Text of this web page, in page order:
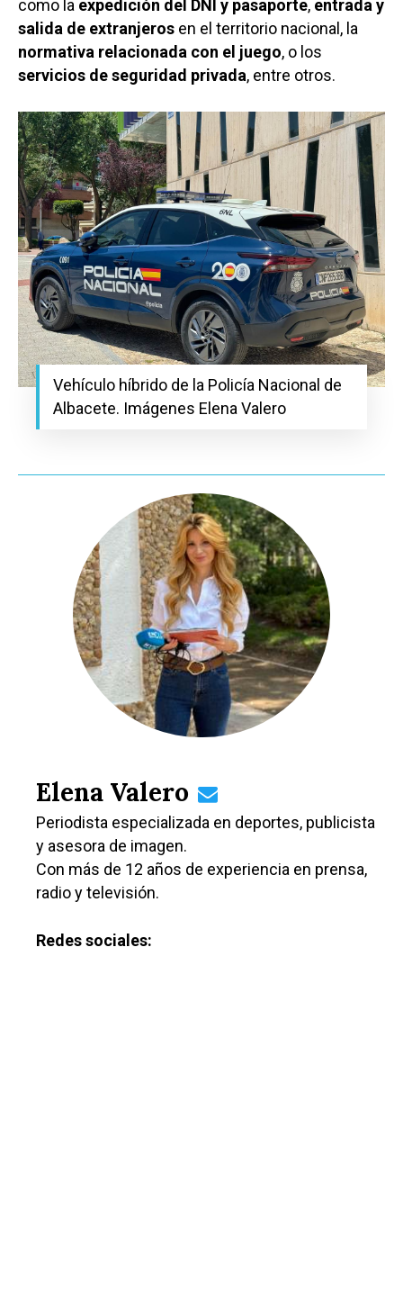
como la expedición del DNI y pasaporte, entrada y
salida de extranjeros en el territorio nacional, la
normativa relacionada con el juego, o los
servicios de seguridad privada, entre otros.
Vehículo híbrido de la Policía Nacional de
Albacete. Imágenes Elena Valero
Elena Valero
Periodista especializada en deportes, publicista
y asesora de imagen.
Con más de 12 años de experiencia en prensa,
radio y televisión.
Redes sociales:
Ciudad Real
Albacete
Cuenca
Talavera
Economía
Educación
Cultura
Deportes
Sucesos
Medio Ambiente
Planeta Rural
Especiales
Política
Galerías